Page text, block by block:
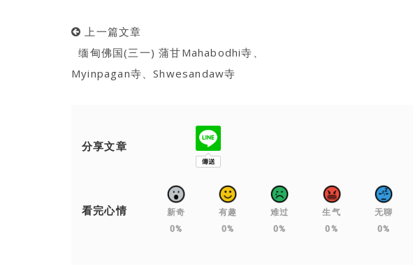
上一篇文章
缅甸佛国(三一) 蒲甘Mahabodhi寺、
Myinpagan寺、Shwesandaw寺
分享文章
看完心情
新奇
0%
有趣
0%
难过
0%
生气
0%
无聊
0%